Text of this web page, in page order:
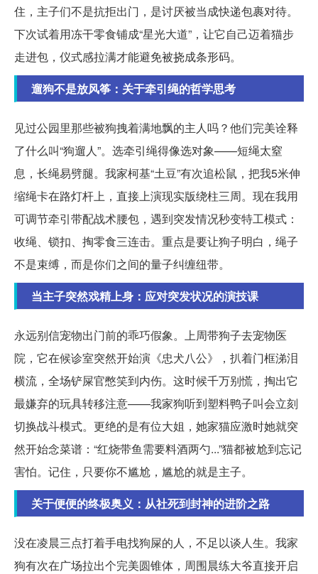
住，主子们不是抗拒出门，是讨厌被当成快递包裹对待。
下次试着用冻干零食铺成“星光大道”，让它自己迈着猫步
走进包，仪式感拉满才能避免被挠成条形码。
遛狗不是放风筝：关于牵引绳的哲学思考
见过公园里那些被狗拽着满地飘的主人吗？他们完美诠释
了什么叫“狗遛人”。选牵引绳得像选对象——短绳太窒
息，长绳易劈腿。我家柯基“土豆”有次追松鼠，把我5米伸
缩绳卡在路灯杆上，直接上演现实版绕柱三周。现在我用
可调节牵引带配战术腰包，遇到突发情况秒变特工模式：
收绳、锁扣、掏零食三连击。重点是要让狗子明白，绳子
不是束缚，而是你们之间的量子纠缠纽带。
当主子突然戏精上身：应对突发状况的演技课
永远别信宠物出门前的乖巧假象。上周带狗子去宠物医
院，它在候诊室突然开始演《忠犬八公》，扒着门框涕泪
横流，全场铲屎官憋笑到内伤。这时候千万别慌，掏出它
最嫌弃的玩具转移注意——我家狗听到塑料鸭子叫会立刻
切换战斗模式。更绝的是有位大姐，她家猫应激时她就突
然开始念菜谱：“红烧带鱼需要料酒两勺...”猫都被尬到忘记
害怕。记住，只要你不尴尬，尴尬的就是主子。
关于便便的终极奥义：从社死到封神的进阶之路
没在凌晨三点打着手电找狗屎的人，不足以谈人生。我家
狗有次在广场拉出个完美圆锥体，周围晨练大爷直接开启